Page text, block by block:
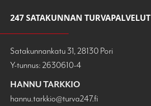
247 SATAKUNNAN TURVAPALVELUT
Satakunnankatu 31, 28130 Pori
Y-tunnus: 2630610-4
HANNU TARKKIO
hannu.tarkkio@turva247.fi